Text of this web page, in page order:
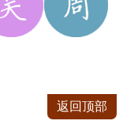
返回顶部